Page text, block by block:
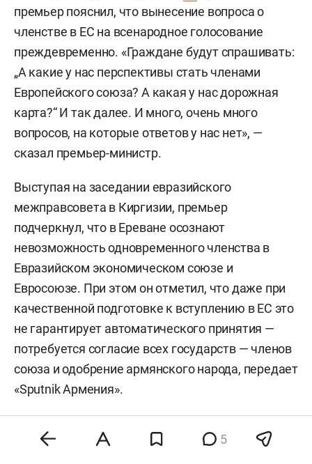
премьер пояснил, что вынесение вопроса о
членстве в ЕС на всенародное голосование
преждевременно. «Граждане будут спрашивать:
„А какие у нас перспективы стать членами
Европейского союза? А какая у нас дорожная
карта?“ И так далее. И много, очень много
вопросов, на которые ответов у нас нет», —
сказал премьер-министр.
Выступая на заседании евразийского
межправсовета в Киргизии, премьер
подчеркнул, что в Ереване осознают
невозможность одновременного членства в
Евразийском экономическом союзе и
Евросоюзе. При этом он отметил, что даже при
качественной подготовке к вступлению в ЕС это
не гарантирует автоматического принятия —
потребуется согласие всех государств — членов
союза и одобрение армянского народа, передает
«Sputnik Армения».
предварительной институциональной работы,
5